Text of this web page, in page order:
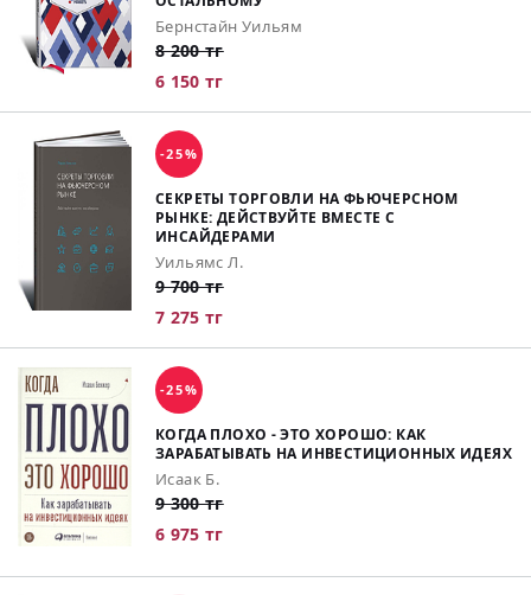
Бернстайн Уильям
8 200 тг
6 150 тг
-25%
СЕКРЕТЫ ТОРГОВЛИ НА ФЬЮЧЕРСНОМ
РЫНКЕ: ДЕЙСТВУЙТЕ ВМЕСТЕ С
ИНСАЙДЕРАМИ
Уильямс Л.
9 700 тг
7 275 тг
-25%
КОГДА ПЛОХО - ЭТО ХОРОШО: КАК
ЗАРАБАТЫВАТЬ НА ИНВЕСТИЦИОННЫХ ИДЕЯХ
Исаак Б.
9 300 тг
6 975 тг